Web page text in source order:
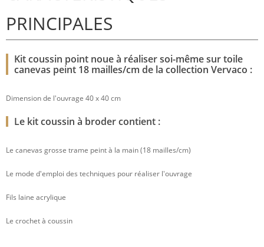
PRINCIPALES
Kit coussin point noue à réaliser soi-même sur toile
canevas peint 18 mailles/cm de la collection Vervaco :
Dimension de l'ouvrage 40 x 40 cm
Le kit coussin à broder contient :
Le canevas grosse trame peint à la main (18 mailles/cm)
Le mode d'emploi des techniques pour réaliser l'ouvrage
Fils laine acrylique
Le crochet à coussin